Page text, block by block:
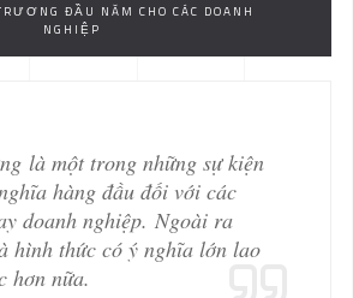
ĐẦU NĂM CHO CÁC DOANH
NGHIỆP
là một trong những sự kiện
hàng đầu đối với các
doanh nghiệp. Ngoài ra
hình thức có ý nghĩa lớn lao
hơn nữa.